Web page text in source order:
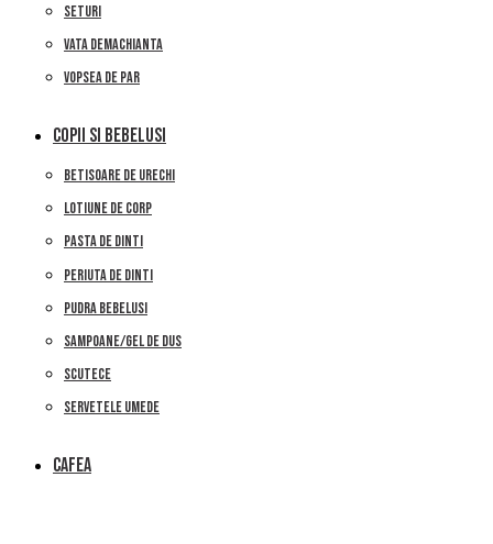
SETURI
VATA DEMACHIANTA
VOPSEA DE PAR
COPII SI BEBELUSI
BETISOARE DE URECHI
LOTIUNE DE CORP
PASTA DE DINTI
PERIUTA DE DINTI
PUDRA BEBELUSI
SAMPOANE/GEL DE DUS
SCUTECE
SERVETELE UMEDE
CAFEA